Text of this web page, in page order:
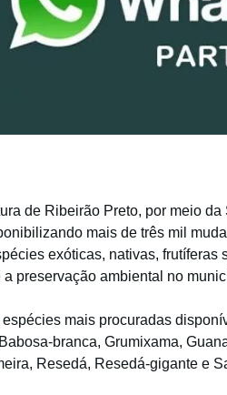
de Ribeirão Preto, por meio
mais de três mil
exóticas, nativas,
a preservação ambiental no
espécies mais procuradas
branca, Grumixama,
Resedá, Resedá-gigante e